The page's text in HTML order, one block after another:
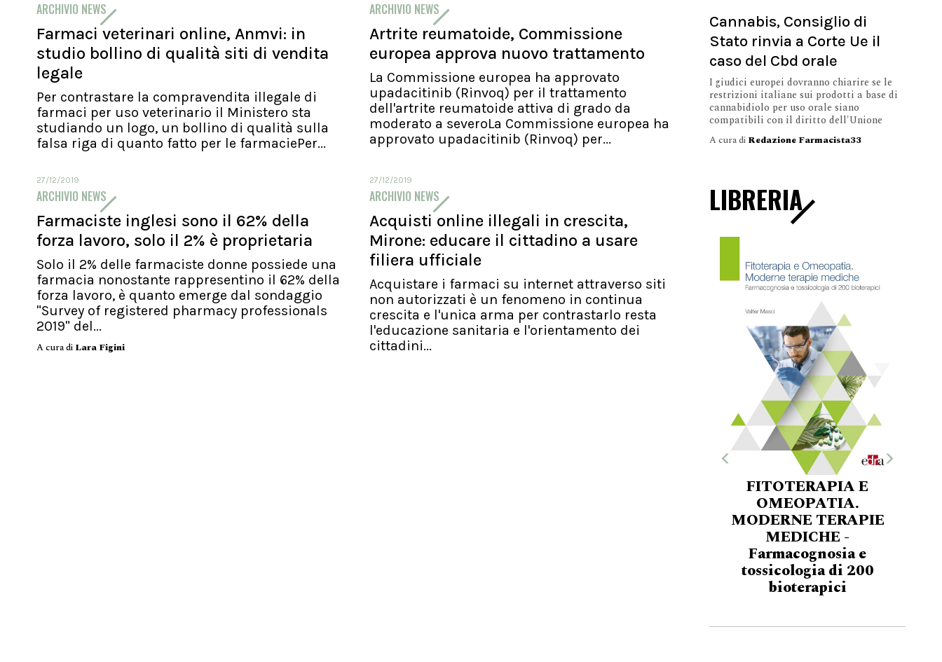
ARCHIVIO NEWS
Farmaci veterinari online, Anmvi: in
studio bollino di qualità siti di vendita
legale
Per contrastare la compravendita illegale di
farmaci per uso veterinario il Ministero sta
studiando un logo, un bollino di qualità sulla
falsa riga di quanto fatto per le farmaciePer...
ARCHIVIO NEWS
Artrite reumatoide, Commissione
europea approva nuovo trattamento
La Commissione europea ha approvato
upadacitinib (Rinvoq) per il trattamento
dell'artrite reumatoide attiva di grado da
moderato a severoLa Commissione europea ha
approvato upadacitinib (Rinvoq) per...
27/12/2019
ARCHIVIO NEWS
Farmaciste inglesi sono il 62% della
forza lavoro, solo il 2% è proprietaria
Solo il 2% delle farmaciste donne possiede una
farmacia nonostante rappresentino il 62% della
forza lavoro, è quanto emerge dal sondaggio
"Survey of registered pharmacy professionals
2019" del...
A cura di Lara Figini
27/12/2019
ARCHIVIO NEWS
Acquisti online illegali in crescita,
Mirone: educare il cittadino a usare
filiera ufficiale
Acquistare i farmaci su internet attraverso siti
non autorizzati è un fenomeno in continua
crescita e l'unica arma per contrastarlo resta
l'educazione sanitaria e l'orientamento dei
cittadini...
Cannabis, Consiglio di
Stato rinvia a Corte Ue il
caso del Cbd orale
I giudici europei dovranno chiarire se le
restrizioni italiane sui prodotti a base di
cannabidiolo per uso orale siano
compatibili con il diritto dell'Unione
A cura di Redazione Farmacista33
LIBRERIA
FITOTERAPIA E
OMEOPATIA.
MODERNE TERAPIE
MEDICHE -
Farmacognosia e
tossicologia di 200
bioterapici